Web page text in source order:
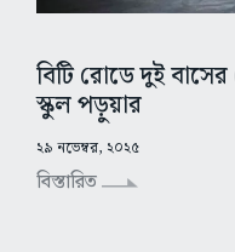
বিটি রোডে দুই
স্কুল পড়ুয়ার
২৯ নভেম্বর, ২০২৫
বিস্তারিত